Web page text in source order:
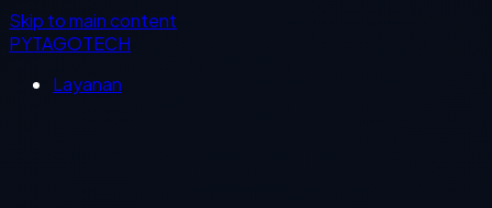
Skip to main content
PYTAGOTECH
Layanan